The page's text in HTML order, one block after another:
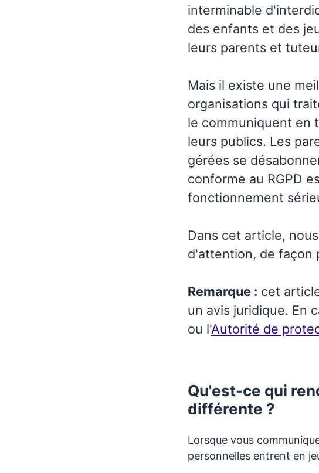
interminable
des enfants et des
leurs parents et
Mais il existe une
organisations qui
le communiquent en
leurs publics. Les
gérées se
conforme au RGPD
fonctionnement
Dans cet article,
d'attention, de façon
Remarque : cet
un avis juridique. En
ou l'Autorité de
Qu'est-ce qui
différente ?
Lorsque vous
personnelles entrent en